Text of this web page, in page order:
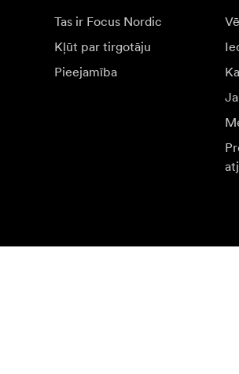
Tas ir Focus Nordic
Kļūt par tirgotāju
Pieejamība